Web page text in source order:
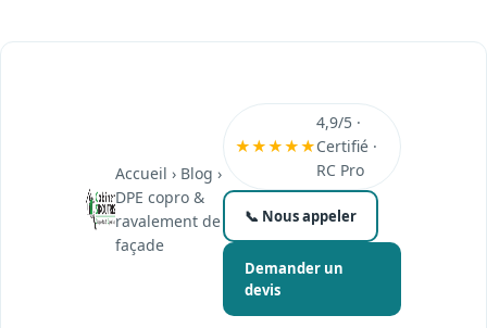
Accueil › Blog ›
DPE copro &
ravalement de
façade
★★★★★
4,9/5 ·
Certifié ·
RC Pro
📞 Nous appeler
Demander un
devis